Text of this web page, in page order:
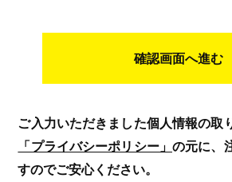
確認画面へ進む
ご入力いただきました個人情報の取
「プライバシーポリシー」 の元に、
すのでご安心ください。